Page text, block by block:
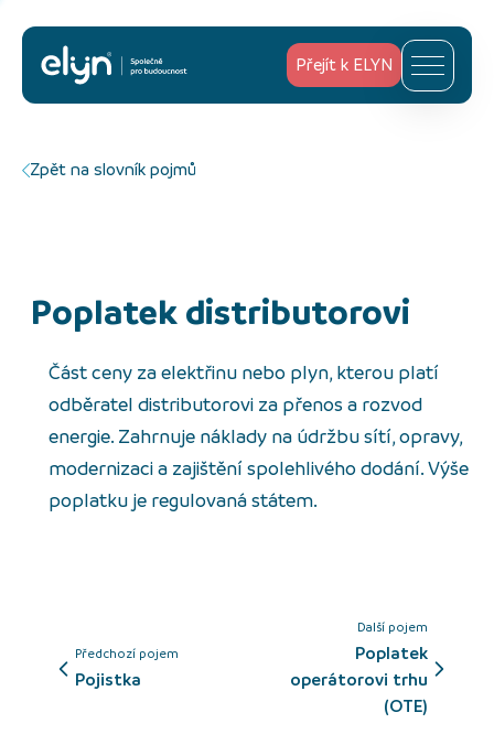
Přejít k ELYN
Zpět na slovník pojmů
poplatek distributorovi
Část ceny za elektřinu nebo plyn, kterou platí
odběratel distributorovi za přenos a rozvod
energie. Zahrnuje náklady na údržbu sítí, opravy,
modernizaci a zajištění spolehlivého dodání. Výše
poplatku je regulovaná státem.
Předchozí pojem
pojistka
Další pojem
poplatek
operátorovi trhu
(OTE)